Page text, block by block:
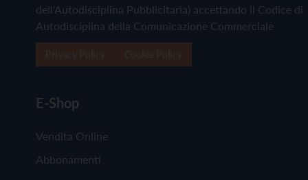
dell'Autodisciplina Pubblicitaria) accettando il Codice di
Autodisciplina della Comunicazione Commerciale
E-Shop
Vendita Online
Abbonamenti